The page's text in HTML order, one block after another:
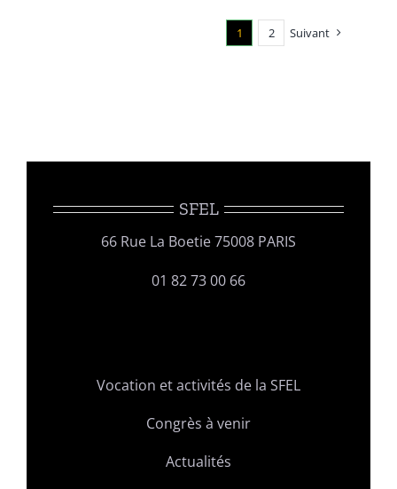
1 2 Suivant
SFEL
66 Rue La Boetie 75008 PARIS
01 82 73 00 66
Vocation et activités de la SFEL
Congrès à venir
Actualités